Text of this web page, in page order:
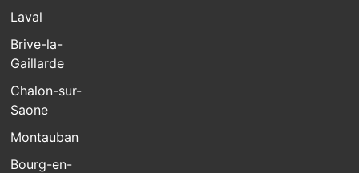
Laval
Brive-la-
Gaillarde
Chalon-sur-
Saone
Montauban
Bourg-en-